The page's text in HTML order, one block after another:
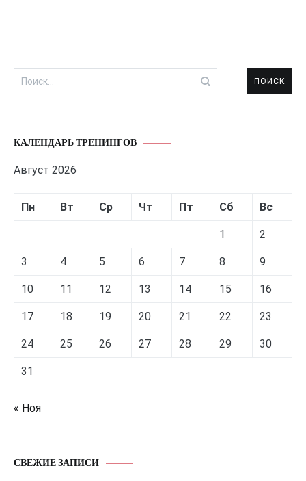
Найти:
КАЛЕНДАРЬ ТРЕНИНГОВ
Август 2026
Пн Вт Ср Чт Пт Сб Вс
1 2
3 4 5 6 7 8 9
10 11 12 13 14 15 16
17 18 19 20 21 22 23
24 25 26 27 28 29 30
31
« Ноя
СВЕЖИЕ ЗАПИСИ